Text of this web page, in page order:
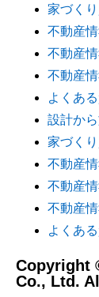
家づく
不動産
不動産
不動産
よくあ
設計か
家づく
不動産
不動産
不動産
よくあ
Copyright
Co., Ltd.